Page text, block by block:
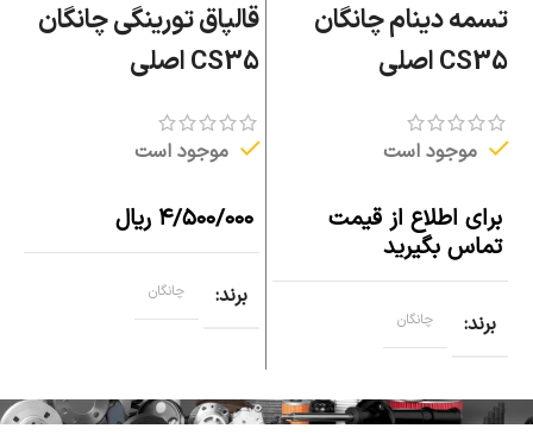
تسمه دینام چانگان
CS35 اصلی
موجود است
برای اطلاع از قیمت
تماس بگیرید
برند چانگان
قالپاق تورینگی چانگان
CS35 اصلی
موجود است
۴/۵۰۰/۰۰۰ ریال
برند چانگان